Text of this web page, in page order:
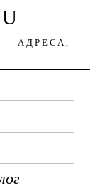
АДРЕСА,